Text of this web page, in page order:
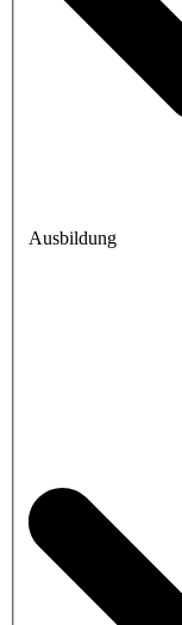
Ausbildung